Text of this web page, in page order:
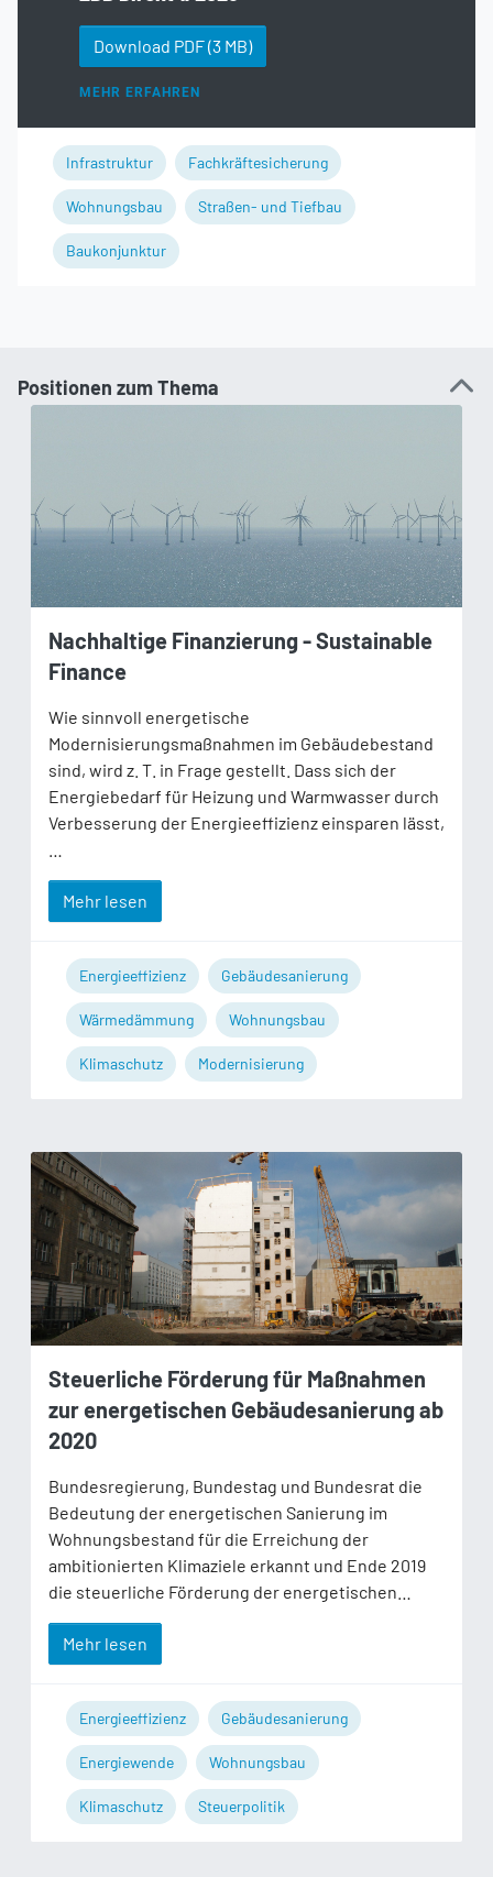
Download PDF(3 MB)
MEHR ERFAHREN
Infrastruktur Fachkräftesicherung
Wohnungsbau Straßen- und Tiefbau
Baukonjunktur
Positionen zum Thema
Nachhaltige Finanzierung - Sustainable
Finance
Wie sinnvoll energetische
Modernisierungsmaßnahmen im Gebäudebestand
sind, wird z. T. in Frage gestellt. Dass sich der
Energiebedarf für Heizung und Warmwasser durch
Verbesserung der Energieeffizienz einsparen lässt,
Mehr lesen
Energieeffizienz Gebäudesanierung
Wärmedämmung Wohnungsbau
Klimaschutz Modernisierung
Steuerliche Förderung für Maßnahmen
zur energetischen Gebäudesanierung ab
2020
Bundesregierung, Bundestag und Bundesrat die
Bedeutung der energetischen Sanierung im
Wohnungsbestand für die Erreichung der
ambitionierten Klimaziele erkannt und Ende 2019
die steuerliche Förderung der energetischen…
Mehr lesen
Energieeffizienz Gebäudesanierung
Energiewende Wohnungsbau
Klimaschutz Steuerpolitik